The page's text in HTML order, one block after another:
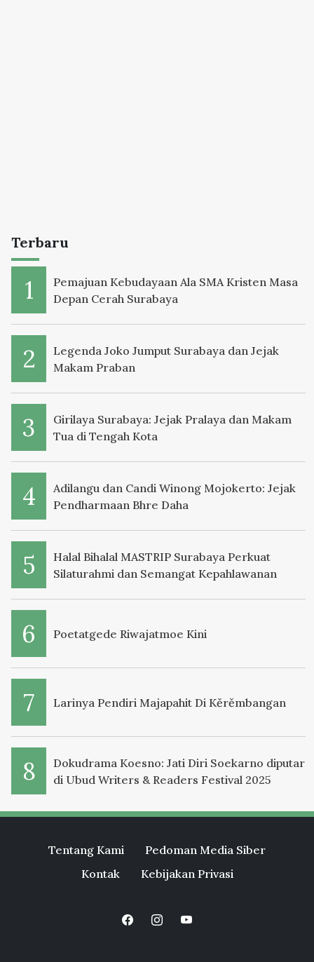
Terbaru
Pemajuan Kebudayaan Ala SMA Kristen Masa
Depan Cerah Surabaya
Legenda Joko Jumput Surabaya dan Jejak
Makam Praban
Girilaya Surabaya: Jejak Pralaya dan Makam
Tua di Tengah Kota
Adilangu dan Candi Winong Mojokerto: Jejak
Pendharmaan Bhre Daha
Halal Bihalal MASTRIP Surabaya Perkuat
Silaturahmi dan Semangat Kepahlawanan
Poetatgede Riwajatmoe Kini
Larinya Pendiri Majapahit Di Kěrěmbangan
Dokudrama Koesno: Jati Diri Soekarno diputar
di Ubud Writers & Readers Festival 2025
Tentang Kami
Pedoman Media Siber
Kontak
Kebijakan Privasi